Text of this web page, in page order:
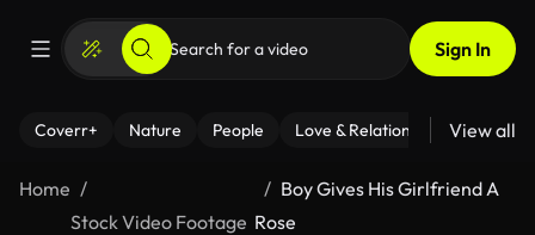
Sign In
Coverr+ Nature People Love & Relationships Fitness
View all
Home
Stock Video Footage
Boy Gives His Girlfriend A
Rose